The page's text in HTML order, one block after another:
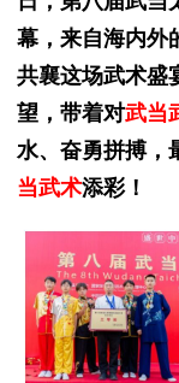
幕，来自海内外
共襄这场武术盛
望，带着对武当
水、奋勇拼搏，
当武术添彩！